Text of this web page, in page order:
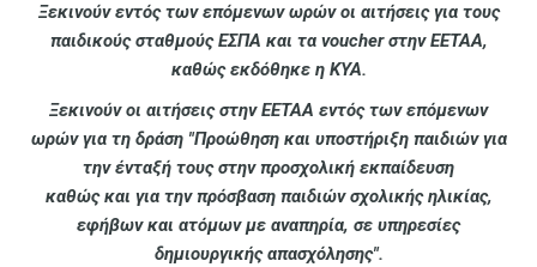
Ξεκινούν εντός των επόμενων ωρών οι αιτήσεις για τους
παιδικούς σταθμούς ΕΣΠΑ και τα voucher στην ΕΕΤΑΑ,
καθώς εκδόθηκε η ΚΥΑ.
Ξεκινούν οι αιτήσεις στην ΕΕΤΑΑ εντός των επόμενων
ωρών για τη δράση "Προώθηση και υποστήριξη παιδιών για
την ένταξή τους στην προσχολική εκπαίδευση
καθώς και για την πρόσβαση παιδιών σχολικής ηλικίας,
εφήβων και ατόμων με αναπηρία, σε υπηρεσίες
δημιουργικής απασχόλησης".